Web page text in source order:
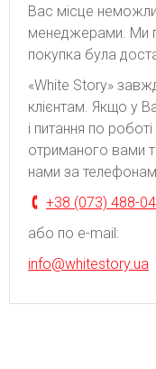
Вас місце
менеджерами. Ми
покупка була
«White Story»
клієнтам. Якщо у
і питання по
отриманого вами
нами за
+38 (073) 488-
або по e-mail:
info@whitestory.ua